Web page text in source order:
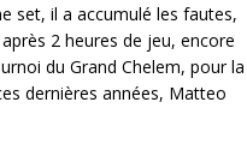
set, il a accumulé les fautes,
2 heures de jeu, encore
du Grand Chelem, pour la
dernières années, Matteo